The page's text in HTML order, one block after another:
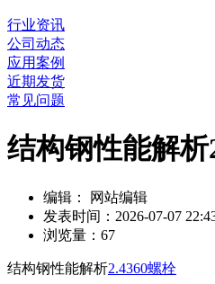
行业资讯
公司动态
应用案例
近期发货
常见问题
结构钢性能解析
编辑： 网站编辑
发表时间：2026-07-07
浏览量：67
结构钢性能解析2.4360螺栓